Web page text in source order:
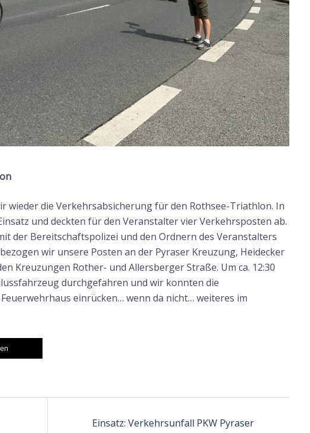
wieder die Verkehrsabsicherung für den Rothsee-Triathlon. In
und deckten für den Veranstalter vier Verkehrsposten ab.
der Bereitschaftspolizei und den Ordnern des Veranstalters
wir unsere Posten an der Pyraser Kreuzung, Heidecker
Kreuzungen Rother- und Allersberger Straße. Um ca. 12:30
durchgefahren und wir konnten die
einrücken… wenn da nicht… weiteres im
Einsatz: Verkehrsunfall PKW Pyraser